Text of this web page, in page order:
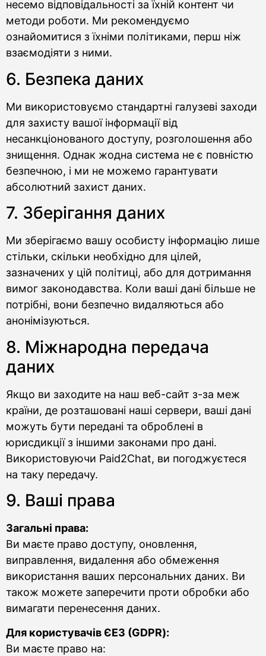
несемо відповідальності за їхній контент чи
методи роботи. Ми рекомендуємо
ознайомитися з їхніми політиками, перш ніж
взаємодіяти з ними.
6. Безпека даних
Ми використовуємо стандартні галузеві заходи
для захисту вашої інформації від
несанкціонованого доступу, розголошення або
знищення. Однак жодна система не є повністю
безпечною, і ми не можемо гарантувати
абсолютний захист даних.
7. Зберігання даних
Ми зберігаємо вашу особисту інформацію лише
стільки, скільки необхідно для цілей,
зазначених у цій політиці, або для дотримання
вимог законодавства. Коли ваші дані більше не
потрібні, вони безпечно видаляються або
анонімізуються.
8. Міжнародна передача
даних
Якщо ви заходите на наш веб-сайт з-за меж
країни, де розташовані наші сервери, ваші дані
можуть бути передані та оброблені в
юрисдикції з іншими законами про дані.
Використовуючи Paid2Chat, ви погоджуєтеся
на таку передачу.
9. Ваші права
Загальні права:
Ви маєте право доступу, оновлення,
виправлення, видалення або обмеження
використання ваших персональних даних. Ви
також можете заперечити проти обробки або
вимагати перенесення даних.
Для користувачів ЄЕЗ (GDPR):
Ви маєте право на: